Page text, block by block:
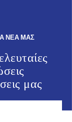
ΝΕΑ ΜΑΣ
μας